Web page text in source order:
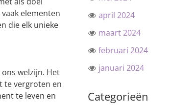
elementen
die elk unieke
welzijn. Het
te vergroten en
te leven en
april 2024
maart 2024
februari 2024
januari 2024
Categorieën